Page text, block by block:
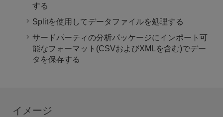
する
Splitを使用してデータファイルを処理する
サードパーティの分析パッケージにインポート可
能なフォーマット(CSVおよびXMLを含む)でデー
タを保存する
イメージ